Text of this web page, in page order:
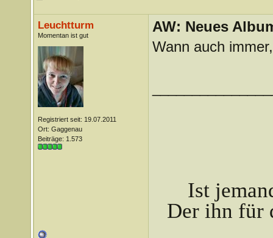
Leuchtturm
Momentan ist gut
Registriert seit: 19.07.2011
Ort: Gaggenau
Beiträge: 1.573
AW: Neues
Wann auch
Ist
Der ihn für